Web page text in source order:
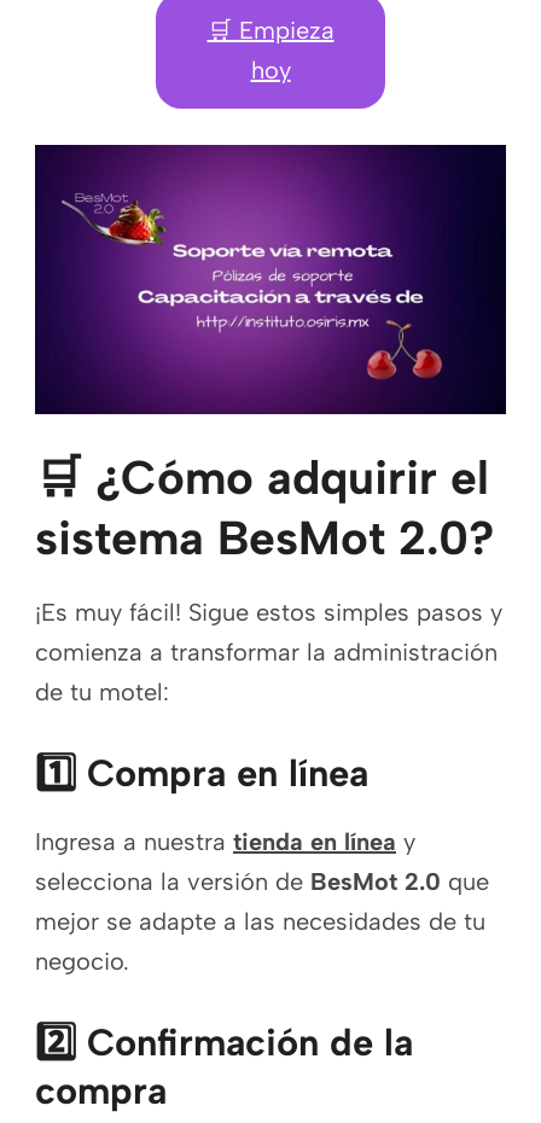
🛒 Empieza
hoy
🛒 ¿Cómo adquirir el
sistema BesMot 2.0?
¡Es muy fácil! Sigue estos simples pasos y
comienza a transformar la administración
de tu motel:
1️⃣ Compra en línea
Ingresa a nuestra tienda en línea y
selecciona la versión de BesMot 2.0 que
mejor se adapte a las necesidades de tu
negocio.
2️⃣ Confirmación de la
compra